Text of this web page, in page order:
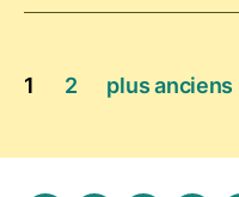
Pagination
publications
1 2 plus anciens